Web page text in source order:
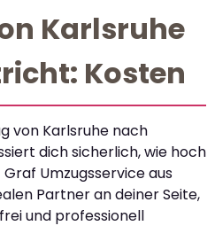
Karlsruhe
Kosten
von Karlsruhe nach
dich sicherlich, wie hoch
Umzugsservice aus
Partner an deiner Seite,
und professionell